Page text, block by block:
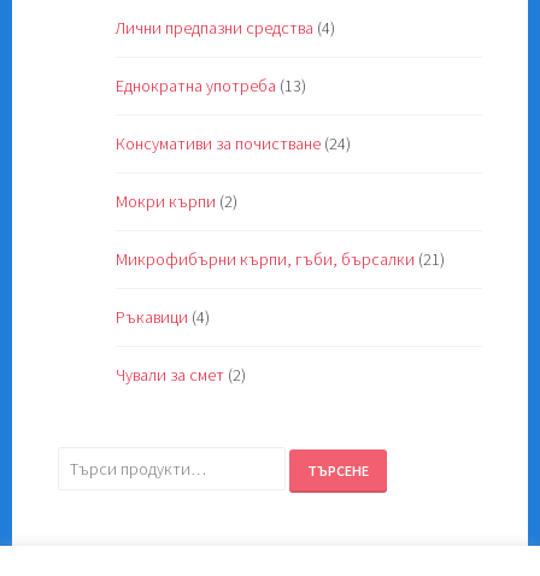
Лични предпазни средства (4)
Еднократна употреба (13)
Консумативи за почистване (24)
Мокри кърпи (2)
Микрофибърни кърпи, гъби, бърсалки (21)
Ръкавици (4)
Чували за смет (2)
Търсене
ТЪРСЕНЕ